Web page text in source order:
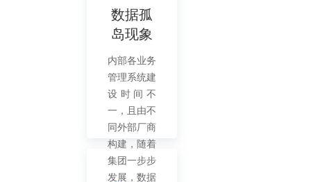
数据孤
岛现象
内部各业务
管理系统建
设时间不
一，且由不
同外部厂商
构建，随着
集团一步步
发展，数据